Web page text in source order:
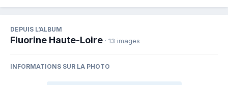
DEPUIS L’ALBUM
Fluorine Haute-Loire · 13 images
INFORMATIONS SUR LA PHOTO